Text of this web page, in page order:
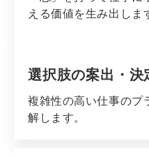
える価値を生み出しま
選択肢の案出・決
複雑性の高い仕事のプ
解します。